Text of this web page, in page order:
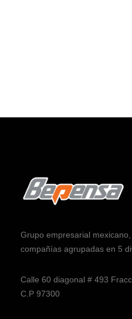
Grupo empresarial
compañías agrupadas en 5
Calle 60 diagonal # 493
C.P 97300